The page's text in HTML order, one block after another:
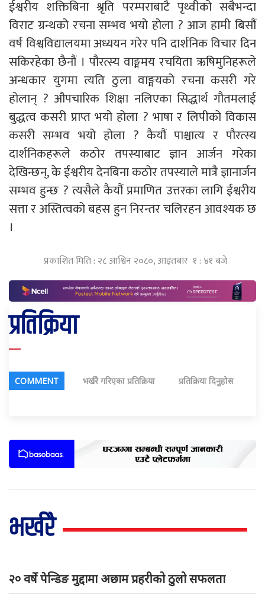
ईश्वरीय शक्तिबिना श्रृति परम्पराबाटै पृथ्वीको सबैभन्दा
विराट ग्रन्थको रचना सम्भव भयो होला ? आज हामी बिसौं
वर्ष विश्वविद्यालयमा अध्ययन गरेर पनि दार्शनिक विचार दिन
सकिरहेका छैनौं । पौरत्स्य वाङ्ममय रचयिता ऋषिमुनिहरूले
अन्धकार युगमा त्यति ठुला वाङ्मयको रचना कसरी गरे
होलान् ? औपचारिक शिक्षा नलिएका सिद्धार्थ गौतमलाई
बुद्धत्व कसरी प्राप्त भयो होला ? भाषा र लिपीको विकास
कसरी सम्भव भयो होला ? कैयौं पाश्चात्य र पौरत्स्य
दार्शनिकहरूले कठोर तपस्याबाट ज्ञान आर्जन गरेका
देखिन्छन्, के ईश्वरीय देनबिना कठोर तपस्याले मात्रै ज्ञानार्जन
सम्भव हुन्छ ? त्यसैले कैयौं प्रमाणित उत्तरका लागि ईश्वरीय
सत्ता र अस्तित्वको बहस हुन निरन्तर चलिरहन आवश्यक छ
।
प्रकाशित मिति : २८ आश्विन २०८०, आइतबार १ : ४१ बजे
प्रतिक्रिया
COMMENT भर्खरै गरिएका प्रतिक्रिया प्रतिक्रिया दिनुहोस
भर्खरै
२० वर्षे पेन्डिङ मुद्दामा अछाम प्रहरीको ठुलो सफलता